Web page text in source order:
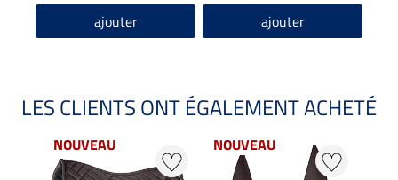
ajouter ajouter
LES CLIENTS ONT ÉGALEMENT ACHETÉ
NOUVEAU NOUVEAU